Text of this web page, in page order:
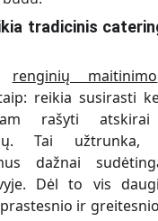
tradicinis
renginių maitinimo
reikia susirasti
rašyti
Tai
dažnai
Dėl to vis
ir